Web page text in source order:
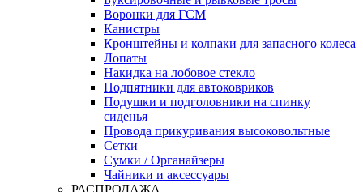
Воронки для ГСМ
Канистры
Кронштейны и колпаки для запасного колеса
Лопаты
Накидка на лобовое стекло
Подпятники для автоковриков
Подушки и подголовники на спинку
сиденья
Провода прикуривания высоковольтные
Сетки
Сумки / Органайзеры
Чайники и аксессуары
РАСПРОДАЖА